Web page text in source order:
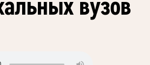
вузов